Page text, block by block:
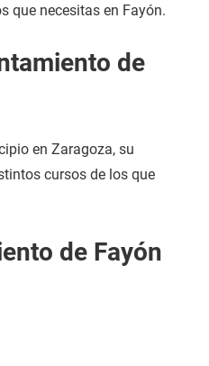
que necesitas en Fayón.
de
en Zaragoza, su
cursos de los que
de Fayón